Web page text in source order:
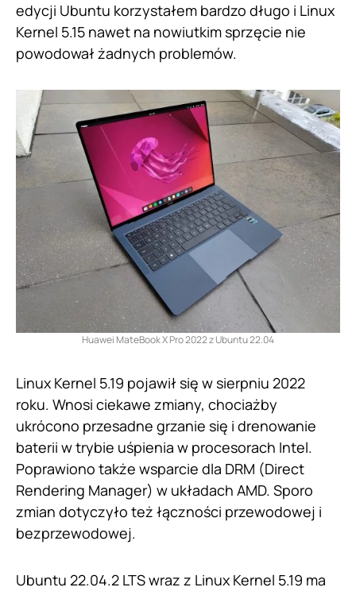
edycji Ubuntu korzystałem bardzo długo i Linux
Kernel 5.15 nawet na nowiutkim sprzęcie nie
powodował żadnych problemów.
Huawei MateBook X Pro 2022 z Ubuntu 22.04
Linux Kernel 5.19 pojawił się w sierpniu 2022
roku. Wnosi ciekawe zmiany, chociażby
ukrócono przesadne grzanie się i drenowanie
baterii w trybie uśpienia w procesorach Intel.
Poprawiono także wsparcie dla DRM (Direct
Rendering Manager) w układach AMD. Sporo
zmian dotyczyło też łączności przewodowej i
bezprzewodowej.
Ubuntu 22.04.2 LTS wraz z Linux Kernel 5.19 ma